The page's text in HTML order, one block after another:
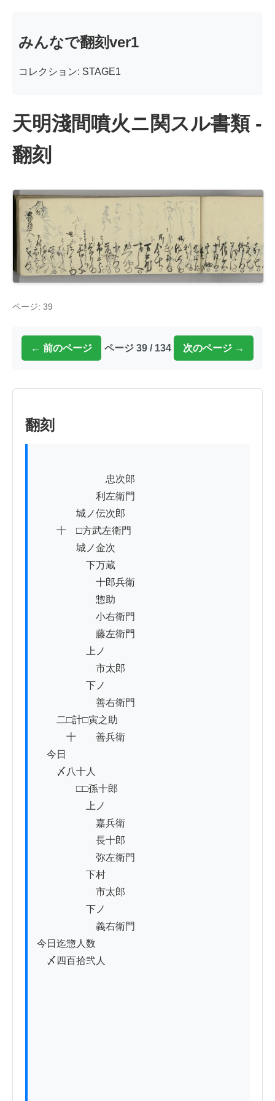
みんなで翻刻ver1
コレクション: STAGE1
天明淺間噴火ニ関スル書類 -
翻刻
ページ: 39
← 前のページ ページ 39 / 134 次のページ →
翻刻
利左衛門
城ノ伝次郎
十　□方武左衛門
城ノ金次
下万蔵
十郎兵衛
惣助
小右衛門
藤左衛門
上ノ
市太郎
下ノ
善右衛門
二□計□寅之助
十　　善兵衛
今日
〆八十人
□□孫十郎
上ノ
嘉兵衛
長十郎
弥左衛門
下村
市太郎
下ノ
義右衛門
今日迄惣人数
〆四百拾弐人